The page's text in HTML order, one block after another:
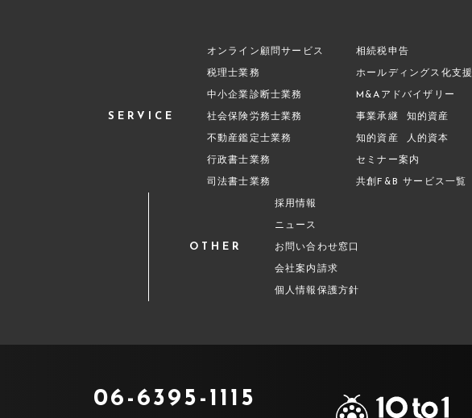
SERVICE
オンライン顧問サービス
税理士業務
中小企業診断士業務
社会保険労務士業務
不動産鑑定士業務
行政書士業務
司法書士業務
相続税申告
ホールディングス化支援
M&Aアドバイザリー
事業承継 知的資産
知的資産 人的資本
セミナー案内
共創F&B サービス一覧
OTHER
採用情報
ニュース
お問い合わせ窓口
会社案内請求
個人情報保護方針
06-6395-1115